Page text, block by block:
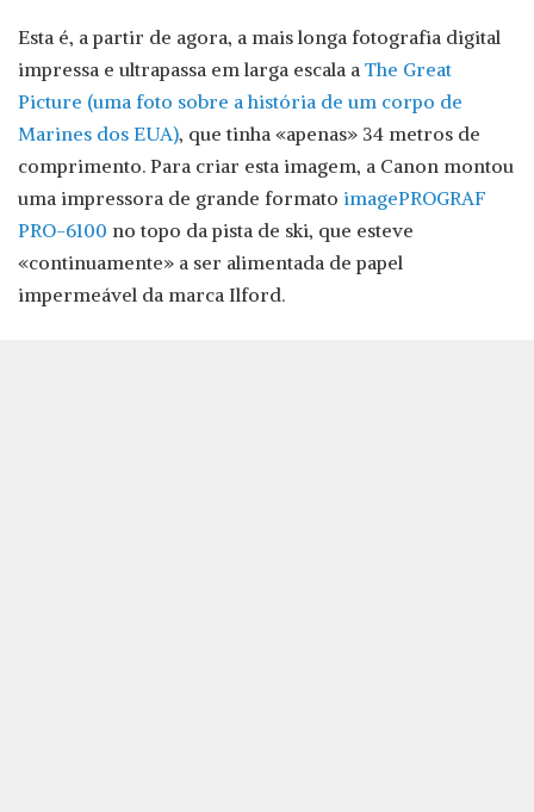
Esta é, a partir de agora, a mais longa fotografia digital
impressa e ultrapassa em larga escala a The Great
Picture (uma foto sobre a história de um corpo de
Marines dos EUA), que tinha «apenas» 34 metros de
comprimento. Para criar esta imagem, a Canon montou
uma impressora de grande formato imagePROGRAF
PRO-6100 no topo da pista de ski, que esteve
«continuamente» a ser alimentada de papel
impermeável da marca Ilford.